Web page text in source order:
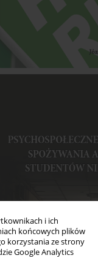
i ich
końcowych plików
korzystania ze strony
Google Analytics